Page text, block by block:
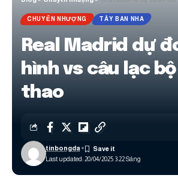
CHUYỂN NHƯỢNG TÂY BAN NHA
Real Madrid dự
hình vs câu lạc
thao
Last updated: 20/04/2025 3:22 Sáng
tinbongda